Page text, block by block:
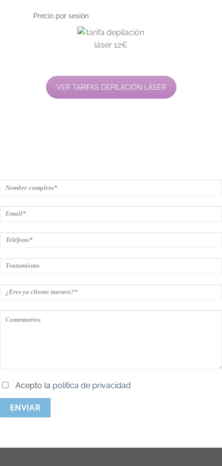
Precio por sesión
VER TARIFAS DEPILACIÓN LÁSER
Acepto la política de privacidad